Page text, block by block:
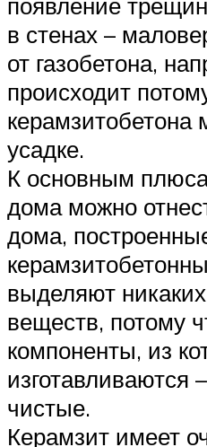
в стенах –
от газобетона,
происходит
усадке.
К основным
дома можно
дома,
выделяют
веществ, потому
компоненты, из
изготавливаются
чистые.
Керамзит имеет